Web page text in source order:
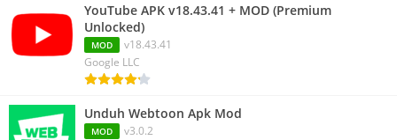
YouTube APK v18.43.41 + MOD (Premium
Unlocked)
MOD
v18.43.41
Google LLC
Unduh Webtoon Apk Mod
MOD v3.0.2